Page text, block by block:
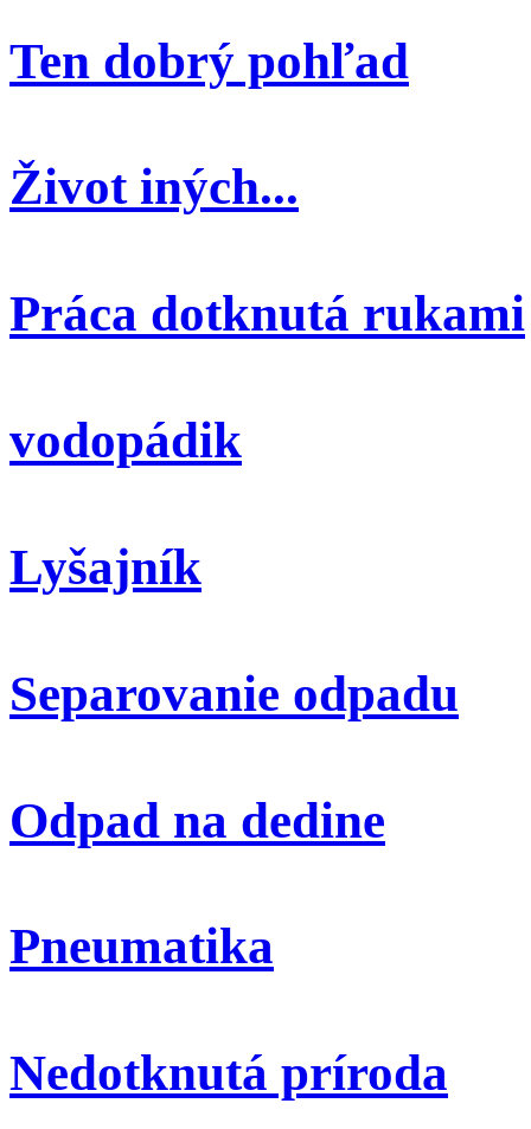
Ten dobrý pohľad
Život iných...
Práca dotknutá rukami
vodopádik
Lyšajník
Separovanie odpadu
Odpad na dedine
Pneumatika
Nedotknutá príroda